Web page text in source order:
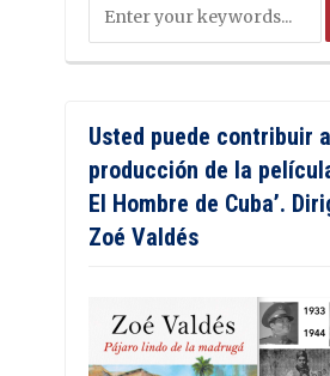
Usted puede contribuir
producción de la
El Hombre de Cuba’.
Zoé Valdés